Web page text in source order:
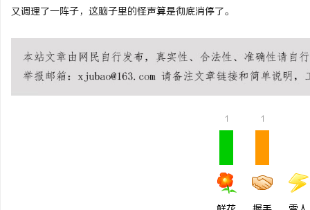
又调理了一阵子，这脑子里的怪声算是彻底消停了。
1 1
条，焊锡球，焊锡丝，万山焊锡，焊锡条、
锡条，巨一，焊锡，无铅焊锡球
临沂成人高考哪家机构